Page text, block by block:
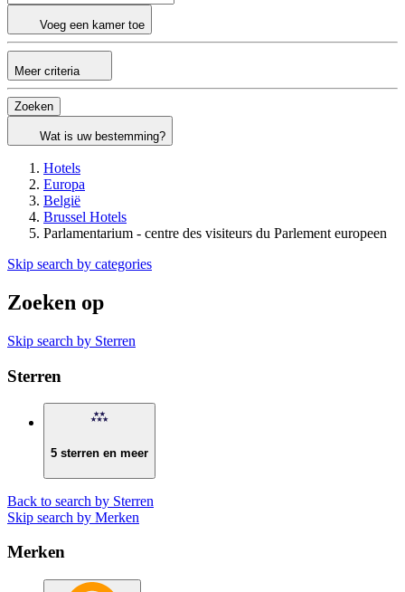
Voeg een kamer toe
Meer criteria
Zoeken
Wat is uw bestemming?
Hotels
Europa
België
Brussel Hotels
Parlamentarium - centre des visiteurs du Parlement europeen
Skip search by categories
Zoeken op
Skip search by Sterren
Sterren
5 sterren en meer
Back to search by Sterren
Skip search by Merken
Merken